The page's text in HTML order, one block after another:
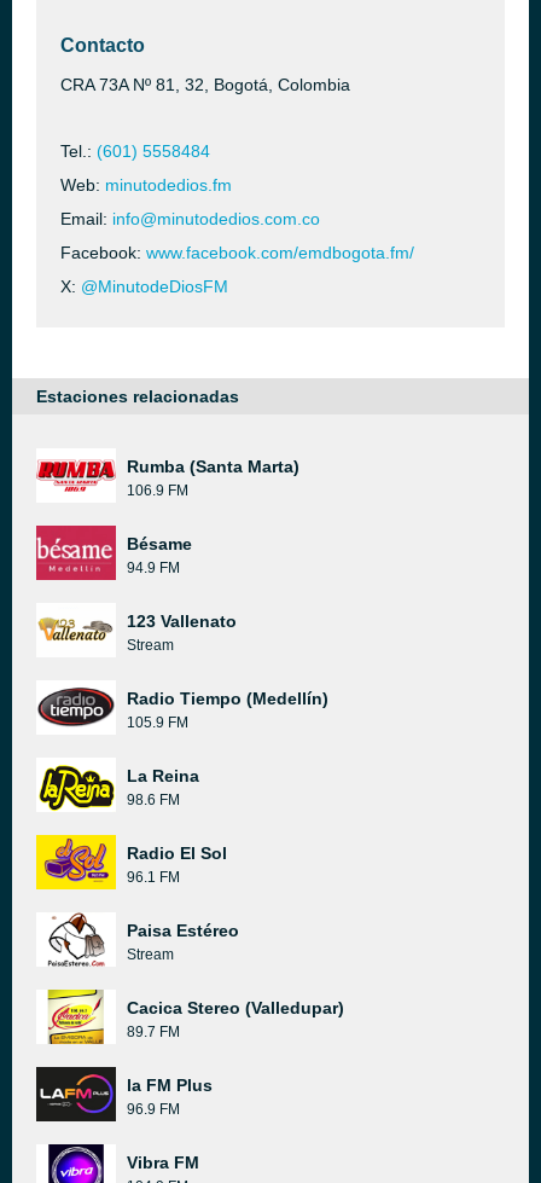
Contacto
CRA 73A Nº 81, 32, Bogotá, Colombia
Tel.: (601) 5558484
Web: minutodedios.fm
Email: info@minutodedios.com.co
Facebook: www.facebook.com/emdbogota.fm/
X: @MinutodeDiosFM
Estaciones relacionadas
Rumba (Santa Marta)
106.9 FM
Bésame
94.9 FM
123 Vallenato
Stream
Radio Tiempo (Medellín)
105.9 FM
La Reina
98.6 FM
Radio El Sol
96.1 FM
Paisa Estéreo
Stream
Cacica Stereo (Valledupar)
89.7 FM
la FM Plus
96.9 FM
Vibra FM